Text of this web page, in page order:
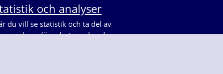
och analyser
du vill se statistik och ta del av
analyser för arbetsmarknaden